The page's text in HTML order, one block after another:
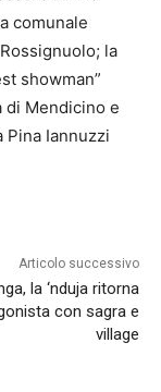
comunale
la
showman”
di Mendicino e
Pina Iannuzzi
Articolo successivo
la ‘nduja ritorna
con sagra e
village